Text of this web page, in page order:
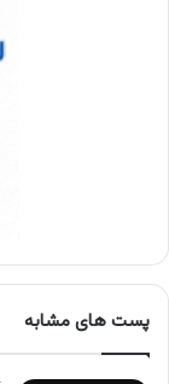
پست های مشابه